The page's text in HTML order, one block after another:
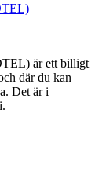
är ett billigt
där du kan
Det är i